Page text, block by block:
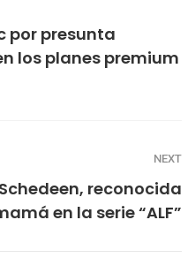
por presunta
los planes premium
NEXT
reconocida
en la serie “ALF”